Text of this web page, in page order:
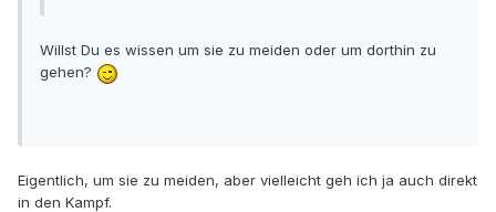
Willst Du es wissen um sie zu meiden oder um dorthin zu
gehen?
Eigentlich, um sie zu meiden, aber vielleicht geh ich ja auch direkt
in den Kampf.